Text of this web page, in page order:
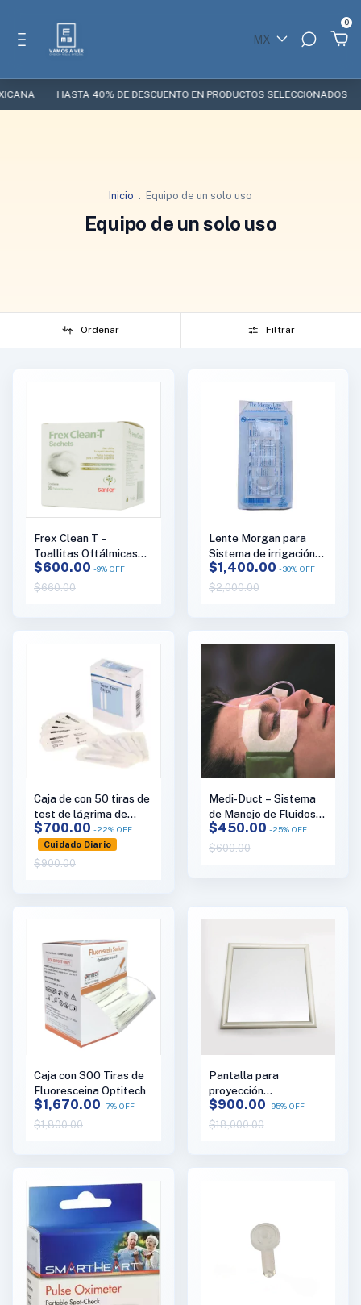
MX
0
HASTA 40% DE DESCUENTO EN PRODUCTOS SELECCIONADOS
Inicio Equipo de un solo uso
Equipo de un solo uso
Ordenar Filtrar
Frex Clean T –
Toallitas Oftálmicas
para Limpieza de los
Párpados con Aceite
$600.00 -9% OFF
$660.00
Lente Morgan para
Sistema de irrigación
ocular Medi-Duct,
marca Morgan Lens
$1,400.00 -30% OFF
$2,000.00
Caja de con 50 tiras de
test de lágrima de
Schirmer Haag Streit
$700.00 -22% OFF
Cuidado Diario
$900.00
Medi-Duct – Sistema
de Manejo de Fluidos
para Irrigación Ocular
MT63
$450.00 -25% OFF
$600.00
Caja con 300 Tiras de
Fluoresceina Optitech
$1,670.00 -7% OFF
$1,800.00
Pantalla para
proyección
antirreflejante y de
alta definición, para
Limestone marca
$900.00 -95% OFF
$18,000.00